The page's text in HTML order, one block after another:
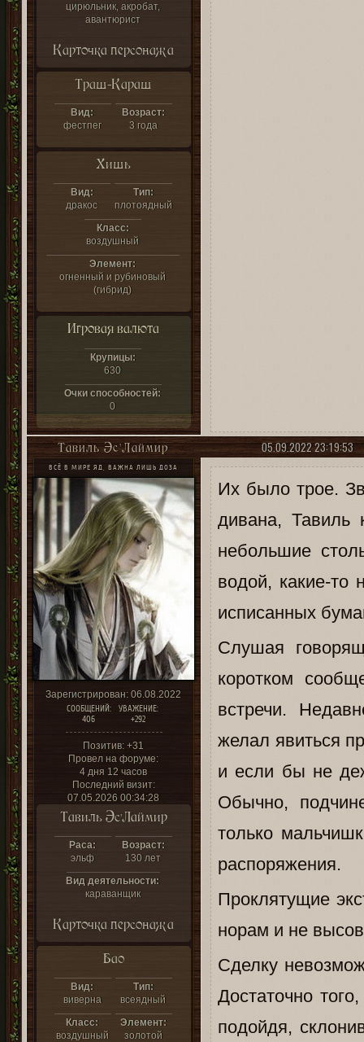
цирюльник, акробат,
авантюрист
Карточка персонажа
Траш-Караш
Вид:
фестпег
Возраст:
3 года
Хишь
Вид:
дракос
Тип:
плотоядный
Класс:
воздушный
Элемент:
огненный и рубиновый
(гибрид)
Игровая валюта
Крупицы:
630
Очки способностей:
0
05.09.2022 23:19:53
Тавиль Эс`Лаймир
ВСЁ В МИРЕ ЯД, ВАЖНА ЛИШЬ ДОЗА
Зарегистрирован: 06.08.2022
СООБЩЕНИЙ:
406
УВАЖЕНИЕ:
+292
Позитив: +31
Провел на форуме:
4 дня 12 часов
Последний визит:
07.05.2026 00:34:28
Тавиль Эс'Лаймир
Раса:
эльф
Возраст:
130 лет
Вид деятельности:
караванщик
Карточка персонажа
Бао
Вид:
виверна
Тип:
всеядный
Класс:
воздушный
Элемент:
золотой
Их было трое.
дивана, Тавиль
небольшие
водой, какие-то
исписанных
Слушая
коротком
встречи.
желал явиться
и если бы не
Обычно,
только
распоряжения.
Проклятущие
норам и не
Сделку
Достаточно
подойдя,